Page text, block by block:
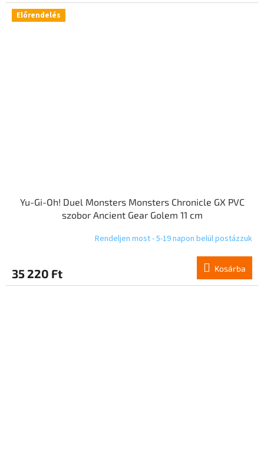
Előrendelés
Yu-Gi-Oh! Duel Monsters Monsters Chronicle GX PVC
szobor Ancient Gear Golem 11 cm
Rendeljen most - 5-19 napon belül postázzuk
35 220 Ft Kosárba